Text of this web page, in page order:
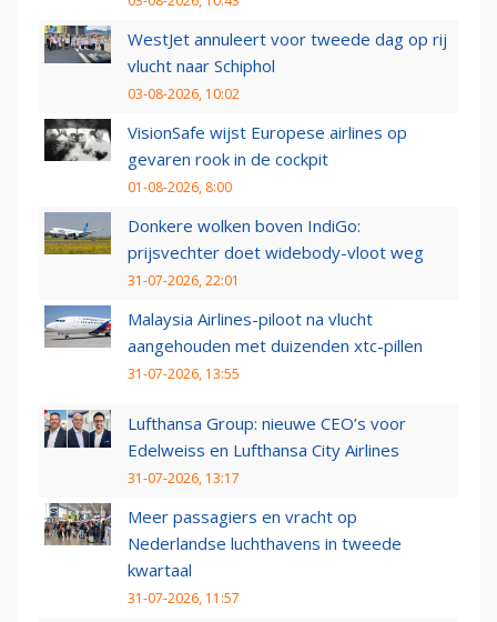
WestJet annuleert voor tweede dag op rij
vlucht naar Schiphol
03-08-2026, 10:02
VisionSafe wijst Europese airlines op
gevaren rook in de cockpit
01-08-2026, 8:00
Donkere wolken boven IndiGo:
prijsvechter doet widebody-vloot weg
31-07-2026, 22:01
Malaysia Airlines-piloot na vlucht
aangehouden met duizenden xtc-pillen
31-07-2026, 13:55
Lufthansa Group: nieuwe CEO’s voor
Edelweiss en Lufthansa City Airlines
31-07-2026, 13:17
Meer passagiers en vracht op
Nederlandse luchthavens in tweede
kwartaal
31-07-2026, 11:57